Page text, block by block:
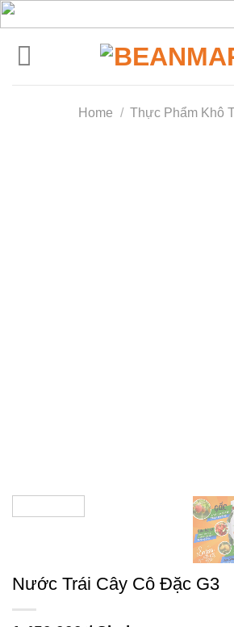
Skip
to
content
Home / Thực Phẩm Khô
Nước Trái Cây Cô Đặc G3